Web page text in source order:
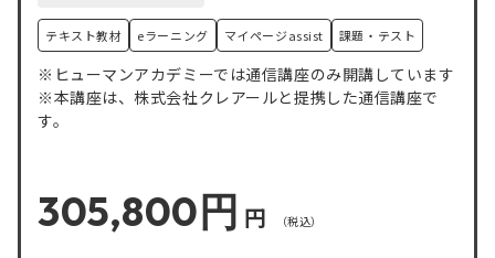
テキスト教材 eラーニング マイページassist 課題・テスト
※ヒューマンアカデミーでは通信講座のみ開講しています
※本講座は、株式会社クレアールと提携した通信講座で
す。
305,800円 円